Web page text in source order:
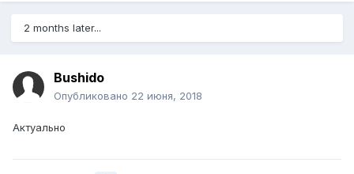
2 months later...
Bushido
Опубликовано 22 июня, 2018
Актуально